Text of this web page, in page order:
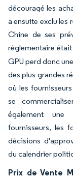
découragé les
a ensuite exclu les
Chine de ses
réglementaire
GPU perd donc
des plus grandes
où les
se
également
fournisseurs, les
décisions
du calendrier
Prix de Vente